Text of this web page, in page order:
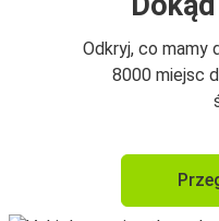
Odkryj, co mamy
8000 miejsc